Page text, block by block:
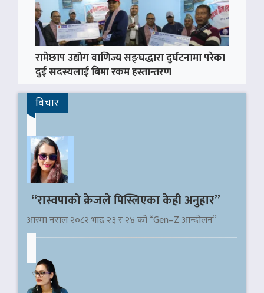
रामेछाप उद्योग वाणिज्य सङ्घद्धारा दुर्घटनामा परेका
दुई सदस्यलाई बिमा रकम हस्तान्तरण
विचार
“रास्वपाको क्रेजले पिस्लिएका केही अनुहार”
आस्मा नराल २०८२ भाद्र २३ र २४ को “Gen–Z आन्दोलन”